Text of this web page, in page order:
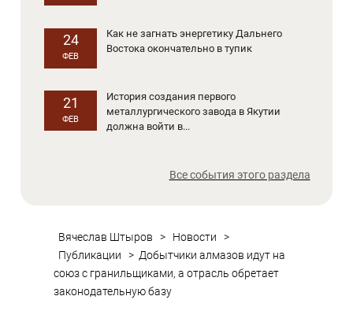
24
ФЕВ
Как не загнать энергетику Дальнего
Востока окончательно в тупик
21
ФЕВ
История создания первого
металлургического завода в Якутии
должна войти в...
Все события этого раздела
Вячеслав Штыров > Новости
>
Публикации
> Добытчики алмазов идут на
союз с гранильщиками, а отрасль обретает
законодательную базу